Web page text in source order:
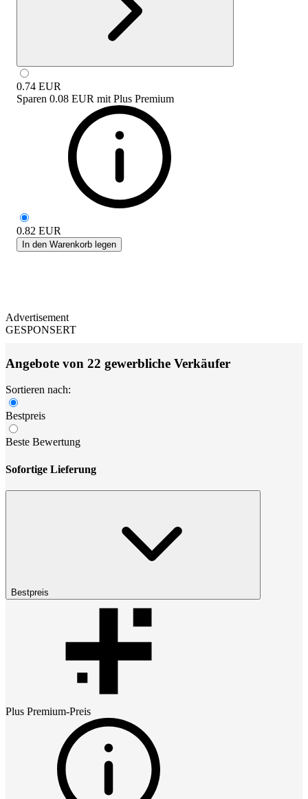
0.74 EUR
Sparen 0.08 EUR mit Plus Premium
0.82 EUR
In den Warenkorb legen
Advertisement
GESPONSERT
Angebote von 22 gewerbliche Verkäufer
Sortieren nach:
Bestpreis
Beste Bewertung
Sofortige Lieferung
Bestpreis
Plus Premium-Preis